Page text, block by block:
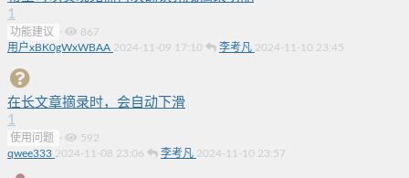
1
功能建议 ·
867
用户xBK0gWxWBAA 2024-11-09 17:10 李考凡 2024-11-10 23:45
在长文章摘录时，会自动下滑
1
使用问题 ·
592
qwee333 2024-11-08 23:06 李考凡 2024-11-10 23:57